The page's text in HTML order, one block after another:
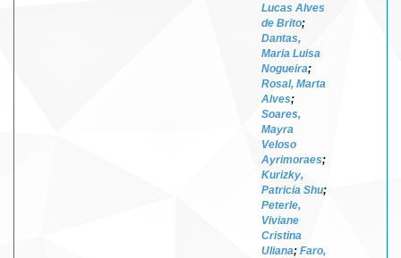
Lucas Alves
de Brito;
Dantas,
Maria Luisa
Nogueira;
Rosal, Marta
Alves;
Soares,
Mayra
Veloso
Ayrimoraes;
Kurizky,
Patricia Shu;
Peterle,
Viviane
Cristina
Uliana; Faro,